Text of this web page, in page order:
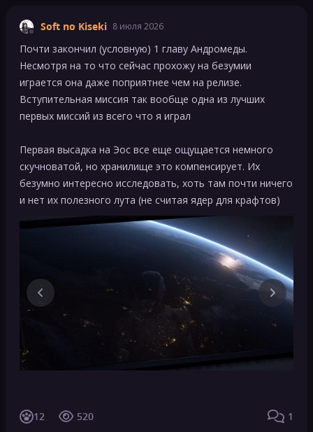
Soft no Kiseki 8 июля 2026
Почти закончил (условную) 1 главу Андромеды.
Несмотря на то что сейчас прохожу на безумии
играется она даже поприятнее чем на релизе.
Вступительная миссия так вообще одна из лучших
первых миссий из всего что я играл
Первая высадка на Эос все еще ощущается немного
скучноватой, но хранилище это компенсирует. Их
безумно интересно исследовать, хоть там почти ничего
и нет их полезного лута (не считая ядер для крафтов)
12 520 1